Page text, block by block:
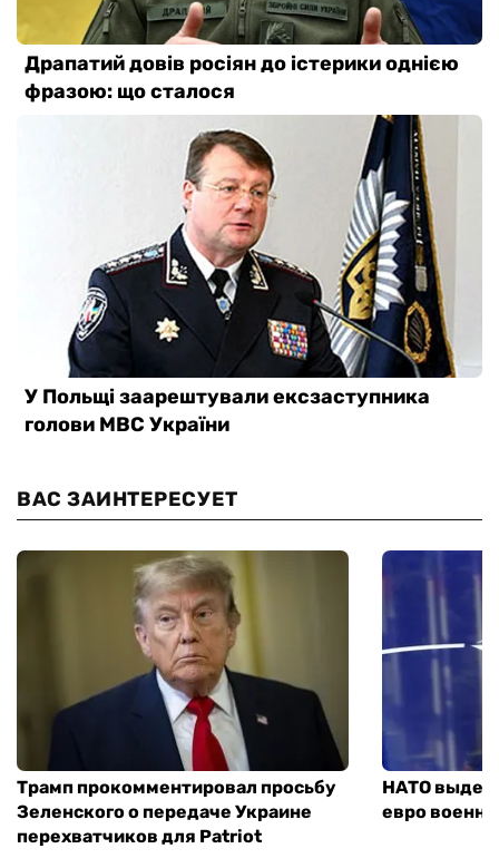
ВАС ЗАИНТЕРЕСУЕТ
Трамп прокомментировал просьбу
Зеленского о передаче Украине
перехватчиков для Patriot
НАТО
евро